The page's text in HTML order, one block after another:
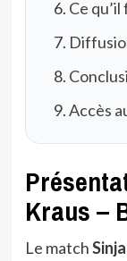
Ce
Accès
Kraus –
Le match